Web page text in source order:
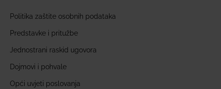
Politika zaštite osobnih podataka
Predstavke i pritužbe
Jednostrani raskid ugovora
Dojmovi i pohvale
Opći uvjeti poslovanja